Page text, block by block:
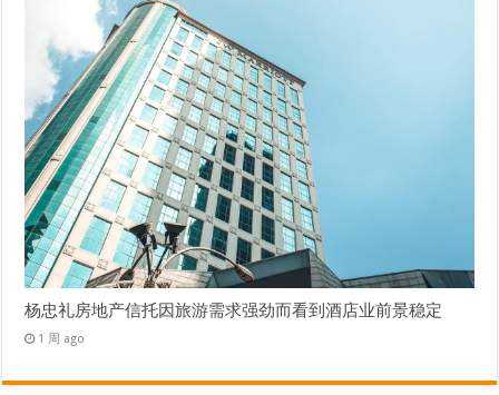
杨忠礼房地产信托因旅游需求强劲而看到酒店业前景稳定
1 周 ago